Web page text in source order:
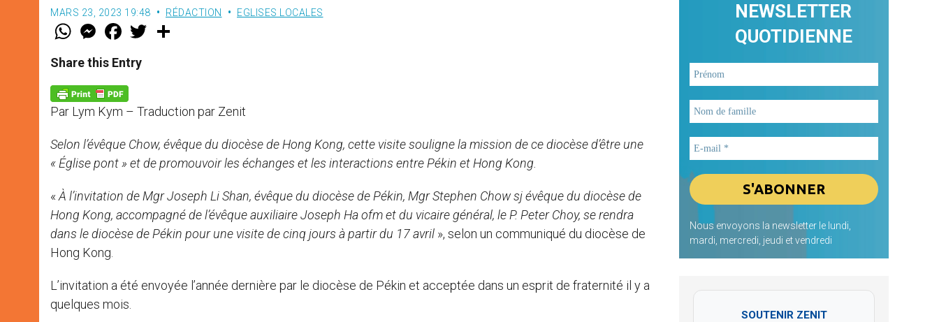
MARS 23, 2023 19:48 RÉDACTION EGLISES LOCALES
W
t
s
p
p
M
e
s
e
g
e
r
F
a
e
b
o
k
w
Share this Entry
Par Lym Kym – Traduction par Zenit
Selon l’évêque Chow, évêque du diocèse de Hong Kong, cette visite souligne la mission de ce diocèse d’être une
« Église pont » et de promouvoir les échanges et les interactions entre Pékin et Hong Kong.
« À l’invitation de Mgr Joseph Li Shan, évêque du diocèse de Pékin, Mgr Stephen Chow sj évêque du diocèse de
Hong Kong, accompagné de l’évêque auxiliaire Joseph Ha ofm et du vicaire général, le P. Peter Choy, se rendra
dans le diocèse de Pékin pour une visite de cinq jours à partir du 17 avril », selon un communiqué du diocèse de
Hong Kong.
L’invitation a été envoyée l’année dernière par le diocèse de Pékin et acceptée dans un esprit de fraternité il y a
quelques mois.
NEWSLETTER
QUOTIDIENNE
Nous envoyons la newsletter le lundi,
mardi, mercredi, jeudi et vendredi
SOUTENIR ZENIT